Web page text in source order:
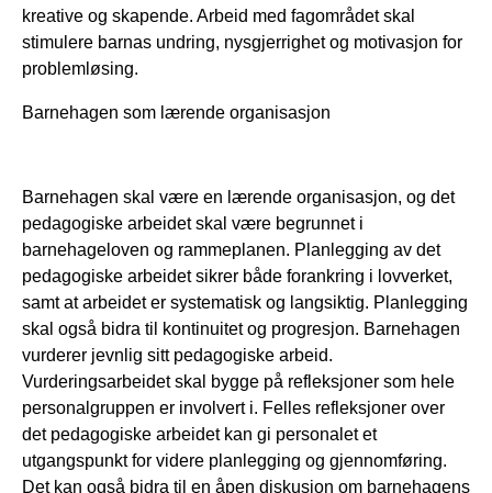
kreative og skapende. Arbeid med fagområdet skal
stimulere barnas undring, nysgjerrighet og motivasjon for
problemløsing.
Barnehagen som lærende organisasjon
Barnehagen skal være en lærende organisasjon, og det
pedagogiske arbeidet skal være begrunnet i
barnehageloven og rammeplanen. Planlegging av det
pedagogiske arbeidet sikrer både forankring i lovverket,
samt at arbeidet er systematisk og langsiktig. Planlegging
skal også bidra til kontinuitet og progresjon. Barnehagen
vurderer jevnlig sitt pedagogiske arbeid.
Vurderingsarbeidet skal bygge på refleksjoner som hele
personalgruppen er involvert i. Felles refleksjoner over
det pedagogiske arbeidet kan gi personalet et
utgangspunkt for videre planlegging og gjennomføring.
Det kan også bidra til en åpen diskusjon om barnehagens